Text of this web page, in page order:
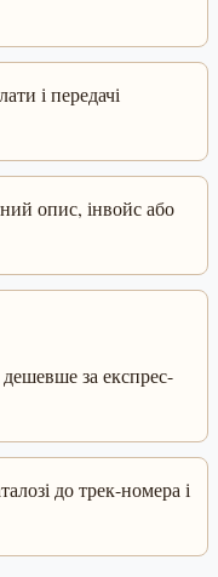
і передачі
опис, інвойс або
дешевше за експрес-
до трек-номера і